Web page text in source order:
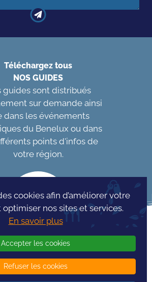
Téléchargez tous
NOS GUIDES
guides sont distribués
sur demande ainsi
dans les événements
du Benelux ou dans
points d'infos de
votre région.
cookies afin d’améliorer votre
nos sites et services.
En savoir plus
Accepter les cookies
Refuser les cookies